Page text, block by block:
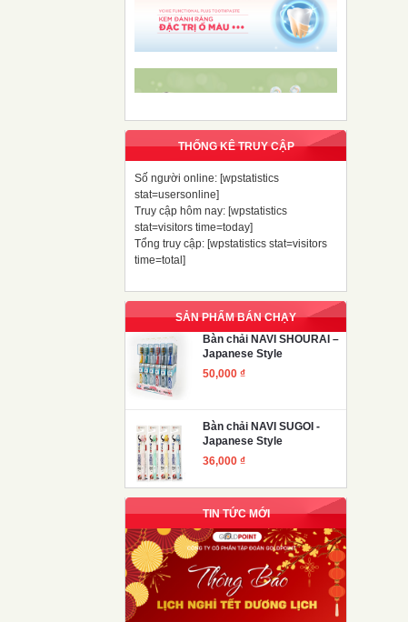
THỐNG KÊ TRUY CẬP
Số người online: [wpstatistics
stat=usersonline]
Truy cập hôm nay: [wpstatistics
stat=visitors time=today]
Tổng truy cập: [wpstatistics stat=visitors
time=total]
SẢN PHẨM BÁN CHẠY
Bàn chải NAVI SHOURAI –
Japanese Style
50,000 ₫
Bàn chải NAVI SUGOI -
Japanese Style
36,000 ₫
TIN TỨC MỚI